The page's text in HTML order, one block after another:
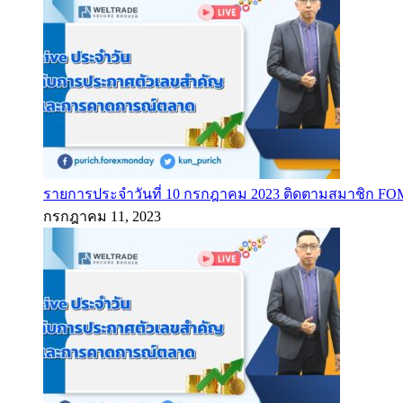
รายการประจำวันที่ 10 กรกฎาคม 2023 ติดตามสมาชิก
กรกฎาคม 11, 2023